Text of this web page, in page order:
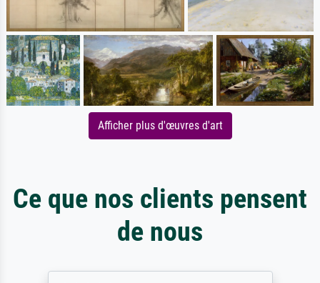
Afficher plus d'œuvres d'art
Ce que nos clients pensent
de nous